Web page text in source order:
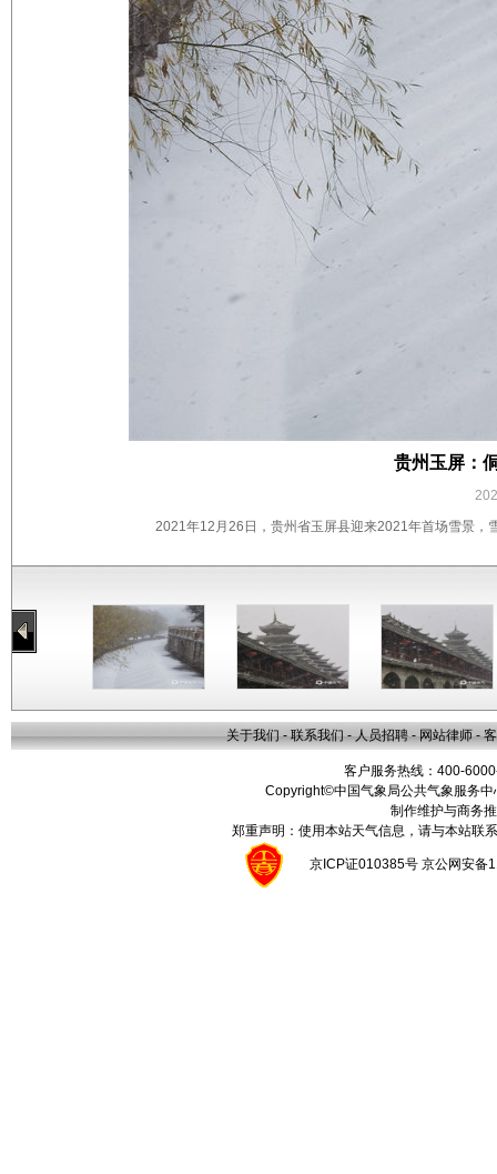
贵州玉屏：
2021年12月26日，贵州省玉屏县迎来2021年首场雪景，
关于我们 - 联系我们 - 人员招聘 - 网站律师 -
客户服务热线：400-
Copyright©中国气象局公共气象服务
制作维护与商务
郑重声明：使用本站天气信息，请与本站联
京ICP证010385号 京公网安备